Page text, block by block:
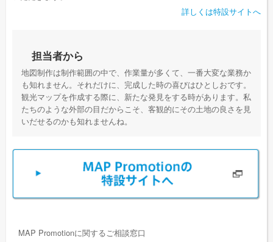
詳しくは特設サイトへ
担当者から
地図制作は制作範囲の中で、作業量が多くて、一番大変な業務か
も知れません。それだけに、完成した時の喜びはひとしおです。
観光マップを作成する際に、新たな発見をする時があります。私
たちのような外部の目だからこそ、客観的にその土地の良さを見
いだせるのかも知れませんね。
MAP Promotionに関するご相談窓口